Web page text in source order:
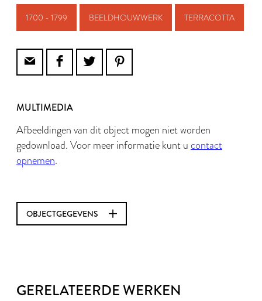
1700 - 1799 BEELDHOUWWERK TERRACOTTA
MULTIMEDIA
Afbeeldingen van dit object mogen niet worden
gedownload. Voor meer informatie kunt u contact
opnemen.
OBJECTGEGEVENS
GERELATEERDE WERKEN